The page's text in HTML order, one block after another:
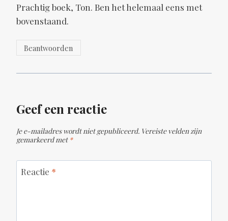
Prachtig boek, Ton. Ben het helemaal eens met
bovenstaand.
Beantwoorden
Geef een reactie
Je e-mailadres wordt niet gepubliceerd. Vereiste velden zijn
gemarkeerd met *
Reactie *